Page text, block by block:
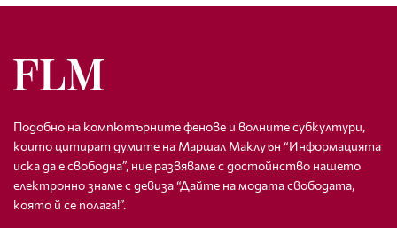
Подобно на компютърните фенове и волните субкултури,
които цитират думите на Маршал Маклуън “Информацията
иска да е свободна”, ние развяваме с достойнство нашето
електронно знаме с девиза “Дайте на модата свободата,
която й се полага!”.